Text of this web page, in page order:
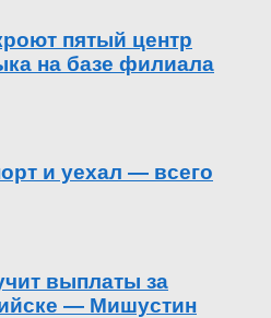
пятый центр
на базе филиала
и уехал — всего
выплаты за
— Мишустин